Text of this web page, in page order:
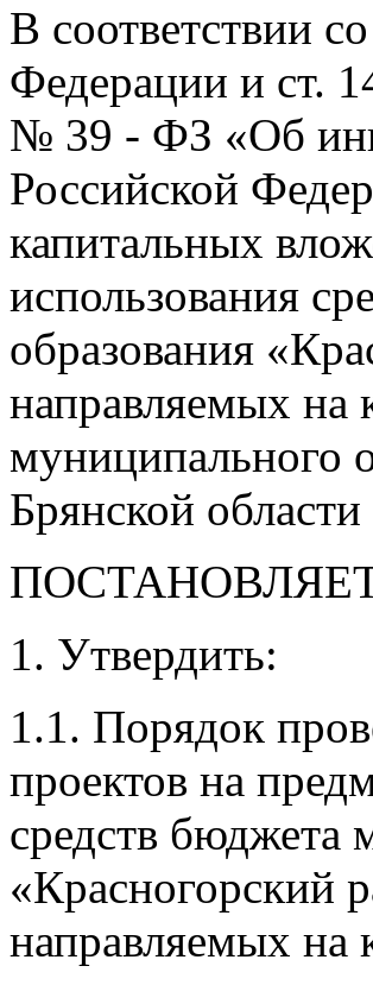
В соответствии
Федерации и ст.
№ 39 - ФЗ «Об
Российской
капитальных
использования
образования
направляемых на
муниципального
Брянской области
1. Утвердить:
1.1. Порядок
проектов на
средств бюджета
«Красногорский
направляемых на